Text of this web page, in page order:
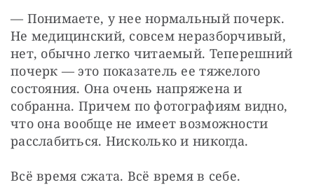
— Понимаете, у нее нормальный почерк.
Не медицинский, совсем неразборчивый,
нет, обычно легко читаемый. Теперешний
почерк — это показатель ее тяжелого
состояния. Она очень напряжена и
собранна. Причем по фотографиям видно,
что она вообще не имеет возможности
расслабиться. Нисколько и никогда.
Всё время сжата. Всё время в себе.